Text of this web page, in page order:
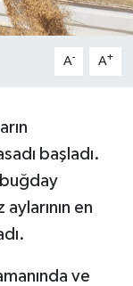
A- A+
başladı.
buğday
en
ve